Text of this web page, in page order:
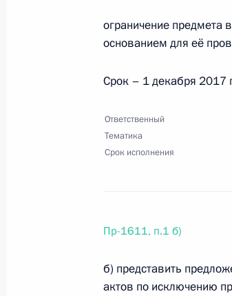
8 сентября 2017 года, 13:00
7 сентября 2017 года,
Перечень поручений
самоуправления
Перечень поручений
ограничение предмета
основанием для её
Срок – 1 декабря 2017
Ответственный
Тематика
Срок исполнения
Пр-1611, п.1 б)
б) представить
актов по исключению